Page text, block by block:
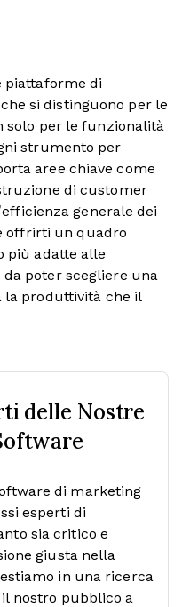
piattaforme di
si distinguono per le
solo per le funzionalità
strumento per
aree chiave come
di customer
generale dei
offrirti un quadro
più adatte alle
poter scegliere una
la produttività che il
delle Nostre
di marketing
esperti di
sia critico e
giusta nella
in una ricerca
nostro pubblico a